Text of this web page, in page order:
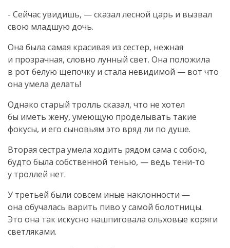
- Сейчас увидишь, — сказал лесной царь и вызвал
свою младшую дочь.
Она была самая красивая из сестер, нежная
и прозрачная, словно лунный свет. Она положила
в рот белую щепочку и стала невидимой — вот что
она умела делать!
Однако старый тролль сказал, что не хотел
бы иметь жену, умеющую проделывать такие
фокусы, и его сыновьям это вряд ли по душе.
Вторая сестра умела ходить рядом сама с собою,
будто была собственной тенью, — ведь тени-то
у троллей нет.
У третьей были совсем иные наклонности —
она обучалась варить пиво у самой болотницы.
Это она так искусно нашпиговала ольховые коряги
светляками.